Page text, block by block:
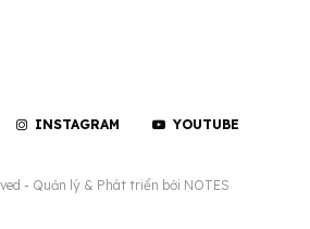
INSTAGRAM YOUTUBE
- Quản lý & Phát triển bởi NOTES